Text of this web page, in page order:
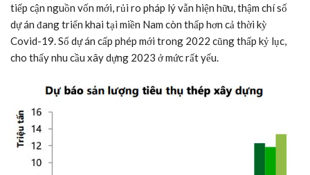
tiếp cận nguồn vốn mới, rủi ro pháp lý vẫn hiện hữu, thậm chí số
dự án đang triển khai tại miền Nam còn thấp hơn cả thời kỳ
Covid-19. Số dự án cấp phép mới trong 2022 cũng thấp kỷ lục,
cho thấy nhu cầu xây dựng 2023 ở mức rất yếu.